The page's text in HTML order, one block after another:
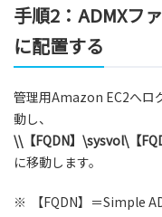
手順2：ADMXフ
に配置する
管理用Amazon EC2へロ
動し、
\\【FQDN】\sysvol\【
に移動します。
※
【FQDN】＝Simple